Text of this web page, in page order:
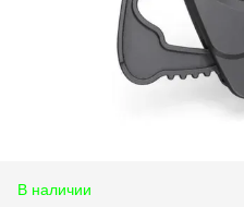
В наличии